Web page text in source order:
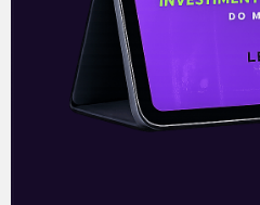
Leia mais
29/12/2020